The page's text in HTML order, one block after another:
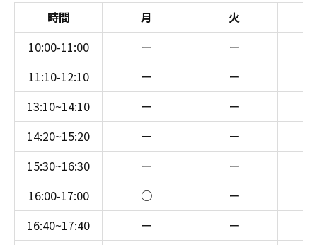
時間 月 火
10:00-11:00
ー ー
11:10-12:10
ー ー
13:10~14:10
ー ー
14:20~15:20
ー ー
15:30~16:30
ー ー
16:00-17:00
○ ー
16:40~17:40
ー ー